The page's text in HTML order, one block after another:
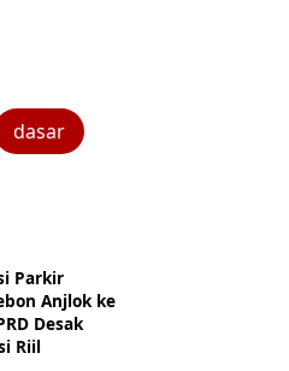
dasar
Parkir
Anjlok ke
Desak
Riil